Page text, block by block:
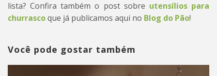
lista? Confira também o post sobre utensílios para
churrascoque já publicamos aqui no Blog do Pão!
Você pode gostar também